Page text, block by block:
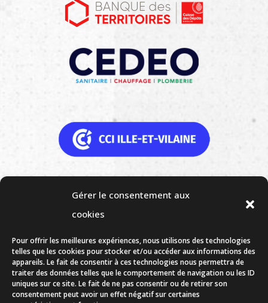
Gérer le consentement aux
cookies
Pour offrir les meilleures expériences, nous utilisons des technologies
telles que les cookies pour stocker et/ou accéder aux informations des
appareils. Le fait de consentir à ces technologies nous permettra de
traiter des données telles que le comportement de navigation ou les ID
uniques sur ce site. Le fait de ne pas consentir ou de retirer son
consentement peut avoir un effet négatif sur certaines